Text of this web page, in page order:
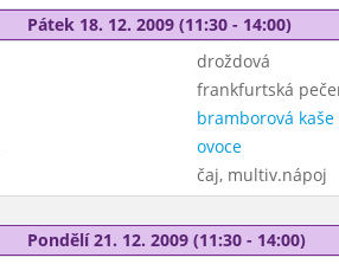
Pátek 18. 12. 2009 (11:30 - 14:00)
droždová
frankfurtská
bramborová kaše
ovoce
čaj, multiv.nápoj
Pondělí 21. 12. 2009 (11:30 - 14:00)